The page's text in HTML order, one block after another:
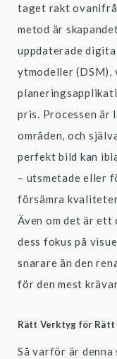
taget rakt
metod är
uppdaterade
ytmodeller (DSM),
pris. Processen är
områden, och
perfekt bild kan
– utsmetade eller
försämra
Även om det är
dess fokus på
snarare än den
för den mest
Rätt Verktyg för Rätt
Så varför är